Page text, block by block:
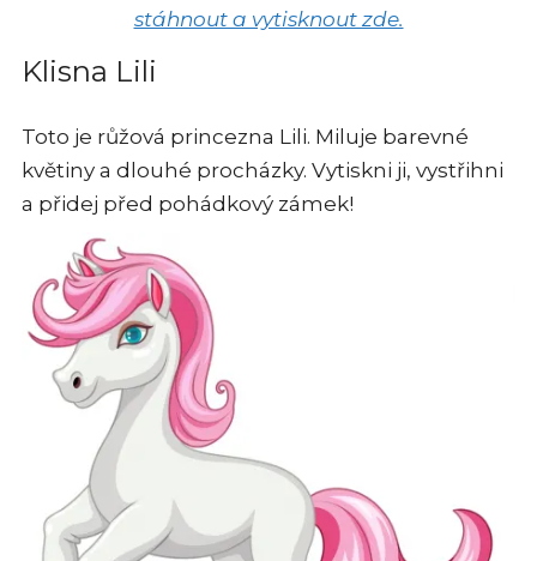
stáhnout a vytisknout zde.
Klisna Lili
Toto je růžová princezna Lili. Miluje barevné
květiny a dlouhé procházky. Vytiskni ji, vystřihni
a přidej před pohádkový zámek!